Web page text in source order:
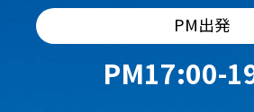
PM出発
PM17:00-